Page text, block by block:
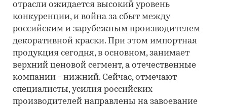
отрасли ожидается высокий уровень
конкуренции, и война за сбыт между
российским и зарубежным производителем
декоративной краски. При этом импортная
продукция сегодня, в основном, занимает
верхний ценовой сегмент, а отечественные
компании - нижний. Сейчас, отмечают
специалисты, усилия российских
производителей направлены на завоевание